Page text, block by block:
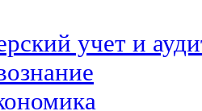
учет и